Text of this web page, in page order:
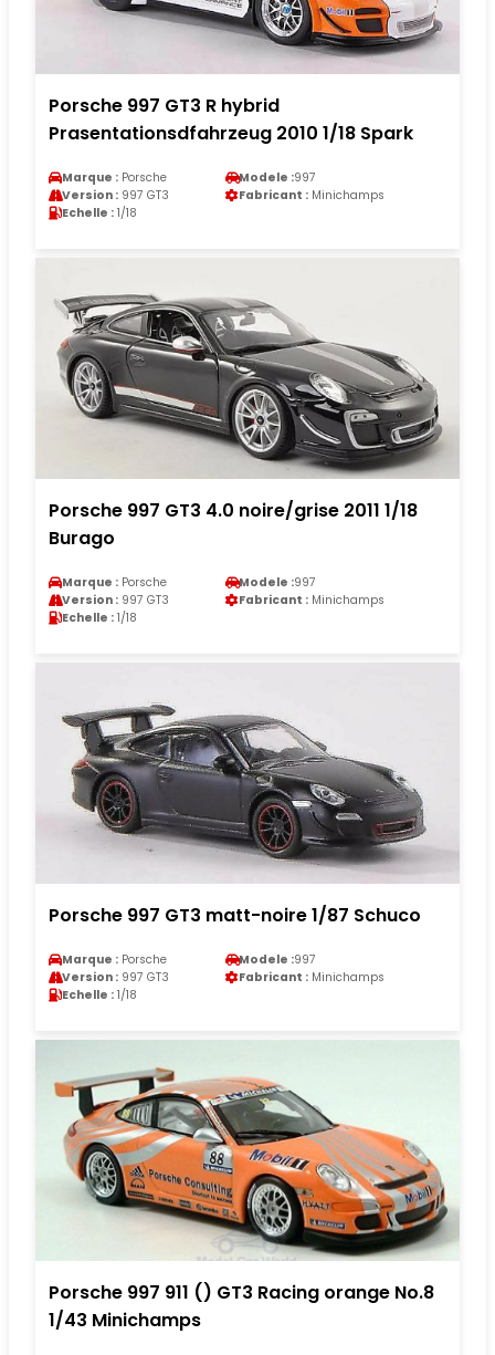
Porsche 997 GT3 R hybrid
Prasentationsdfahrzeug 2010 1/18 Spark
Marque : Porsche Modele :997
Version : 997 GT3 Fabricant : Minichamps
Echelle : 1/18
Porsche 997 GT3 4.0 noire/grise 2011 1/18
Burago
Marque : Porsche Modele :997
Version : 997 GT3 Fabricant : Minichamps
Echelle : 1/18
Porsche 997 GT3 matt-noire 1/87 Schuco
Marque : Porsche Modele :997
Version : 997 GT3 Fabricant : Minichamps
Echelle : 1/18
Porsche 997 911 () GT3 Racing orange No.8
1/43 Minichamps